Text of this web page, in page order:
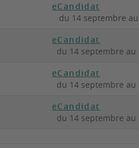
eCandidat
du 14 septembre au
eCandidat
du 14 septembre au
eCandidat
du 14 septembre au
eCandidat
du 14 septembre au